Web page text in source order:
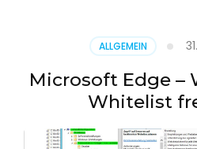
ALLGEMEIN
Microsoft Edge –
Whitelist